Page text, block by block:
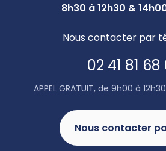
8h30 à 12h30 &
Nous contacter par
02 41 81 68
APPEL GRATUIT, de 9h00 à
Nous contacter